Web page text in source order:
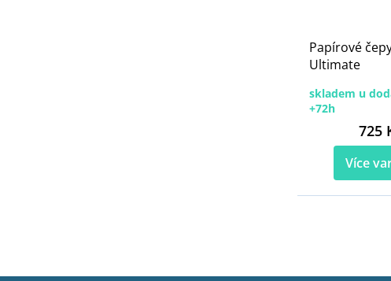
Papírové
Ultimate
skladem u
+72h
725
Více